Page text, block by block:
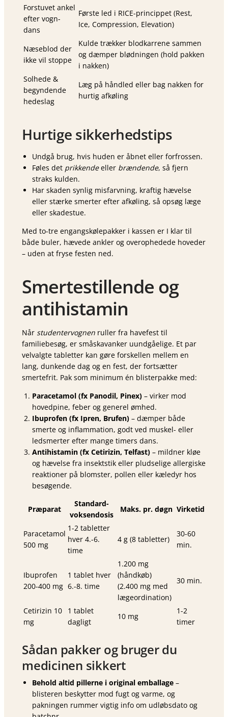
Forstuvet ankel
efter vogn-
dans
Første led i RICE-princippet (Rest,
Ice, Compression, Elevation)
Næseblod der
ikke vil stoppe
Kulde trækker blodkarrene sammen
og dæmper blødningen (hold pakken
i nakken)
Solhede &
begyndende
hedeslag
Læg på håndled eller bag nakken for
hurtig afkøling
Hurtige sikkerhedstips
Undgå brug, hvis huden er åbnet eller forfrossen.
Føles det prikkendeeller brændende, så fjern
straks kulden.
Har skaden synlig misfarvning, kraftig hævelse
eller stærke smerter efter afkøling, så opsøg læge
eller skadestue.
Med to-tre engangskølepakker i kassen er I klar til
både buler, hævede ankler og overophedede hoveder
– uden at fryse festen ned.
Smertestillende og
antihistamin
Når studentervognen ruller fra havefest til
familiebesøg, er småskavanker uundgåelige. Et par
velvalgte tabletter kan gøre forskellen mellem en
lang, dunkende dag og en fest, der fortsætter
smertefrit. Pak som minimum én blisterpakke med:
Paracetamol (fx Panodil, Pinex) – virker mod
hovedpine, feber og generel ømhed.
Ibuprofen (fx Ipren, Brufen) – dæmper både
smerte og inflammation, godt ved muskel- eller
ledsmerter efter mange timers dans.
Antihistamin (fx Cetirizin, Telfast) – mildner kløe
og hævelse fra insektstik eller pludselige allergiske
reaktioner på blomster, pollen eller kæledyr hos
besøgende.
Præparat
Standard-
voksendosis
Maks. pr. døgn Virketid
Paracetamol
500 mg
1-2 tabletter
hver 4.-6.
time
4 g (8 tabletter)
30-60
min.
Ibuprofen
200-400 mg
1 tablet hver
6.-8. time
1.200 mg
(håndkøb)
(2.400 mg med
lægeordination)
30 min.
Cetirizin 10
mg
1 tablet
dagligt
10 mg
1-2
timer
Sådan pakker og bruger du
medicinen sikkert
Behold altid pillerne i original emballage –
blisteren beskytter mod fugt og varme, og
pakningen rummer vigtig info om udløbsdato og